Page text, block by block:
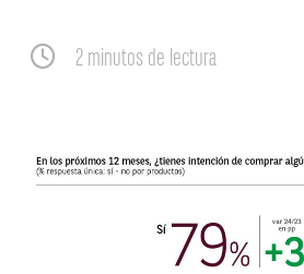
2 minutos de lectura